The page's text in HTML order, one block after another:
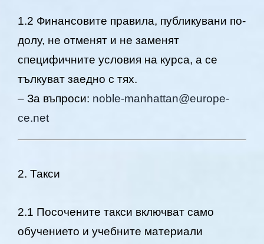
1.2 Финансовите правила, публикувани по-
долу, не отменят и не заменят
специфичните условия на курса, а се
тълкуват заедно с тях.
– За въпроси: noble-manhattan@europe-
ce.net
2. Такси
2.1 Посочените такси включват само
обучението и учебните материали